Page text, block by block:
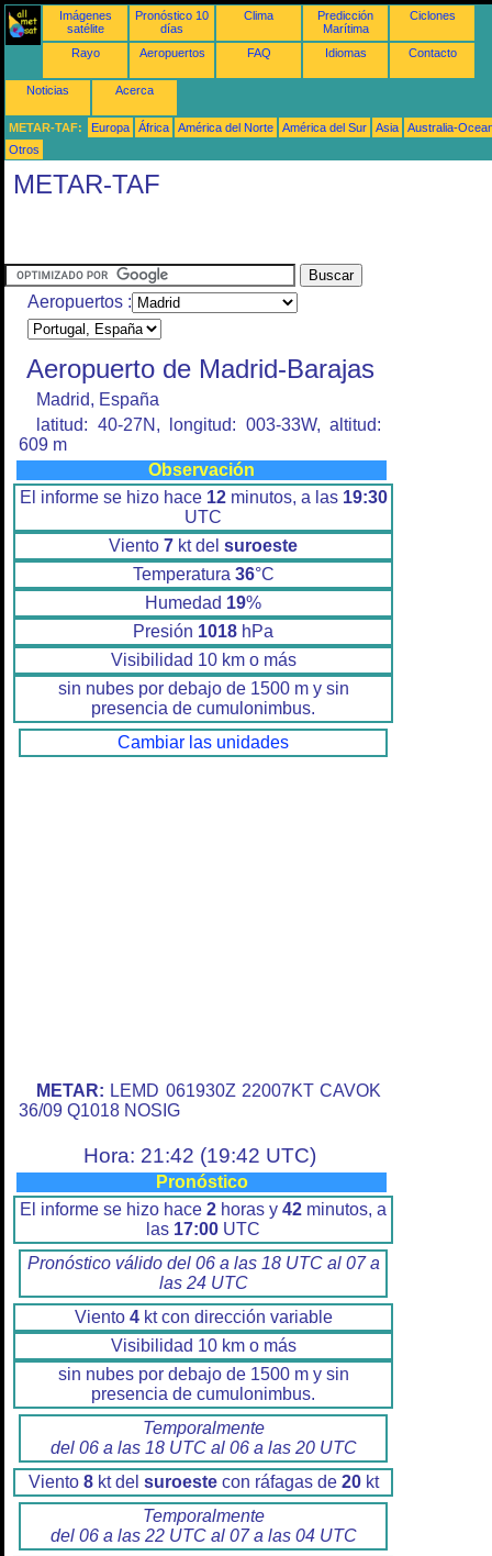
Imágenes
satélite
Pronóstico 10
días
Clima
Predicción
Marítima
Ciclones
Rayo Aeropuertos FAQ Idiomas Contacto
Noticias Acerca
METAR-TAF: Europa África América del Norte América del Sur Asia
Australia-
Otros
METAR-TAF
Aeropuertos :
Aeropuerto de Madrid-Barajas
Madrid, España
latitud: 40-27N, longitud: 003-33W, altitud:
609 m
Observación
El informe se hizo hace 12minutos, a las 19:30
UTC
Viento 7 kt del suroeste
Temperatura 36°C
Humedad 19%
Presión 1018 hPa
Visibilidad 10 km o más
sin nubes por debajo de 1500 m y sin
presencia de cumulonimbus.
Cambiar las unidades
METAR: LEMD 061930Z 22007KT CAVOK
36/09 Q1018 NOSIG
Hora: 21:42 (19:42 UTC)
Pronóstico
El informe se hizo hace 2 horas y 42 minutos, a
las 17:00 UTC
Pronóstico válido del 06 a las 18 UTC al 07 a
las 24 UTC
Viento 4kt con dirección variable
Visibilidad 10 km o más
sin nubes por debajo de 1500 m y sin
presencia de cumulonimbus.
Temporalmente
del 06 a las 18 UTC al 06 a las 20 UTC
Viento 8kt del suroestecon ráfagas de 20kt
Temporalmente
del 06 a las 22 UTC al 07 a las 04 UTC